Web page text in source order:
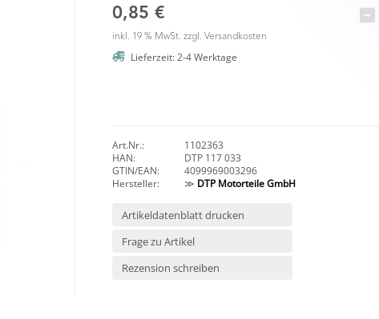
0,85 €
inkl. 19 % MwSt. zzgl. Versandkosten
Lieferzeit: 2-4 Werktage
Art.Nr.:
1102363
HAN:
DTP 117 033
GTIN/EAN:
4099969003296
Hersteller:
≫ DTP Motorteile GmbH
Artikeldatenblatt drucken
Frage zu Artikel
Rezension schreiben